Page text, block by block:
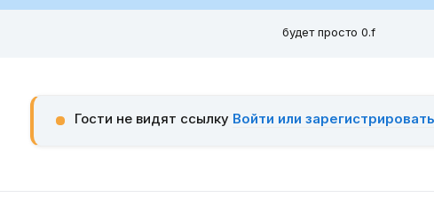
будет просто 0.f
Гости не видят ссылку Войти или